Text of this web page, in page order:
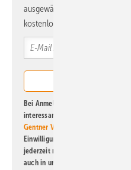
ausgewählte Informationen
kostenlos direkt ins Postfach.
Bei Anmeldung zu diesem
interessante Verlags- und Online-
Gentner Verlag GmbH & Co. KG
Einwilligung kann ich jederzeit
jederzeit möglich. Informationen
auch in unserer